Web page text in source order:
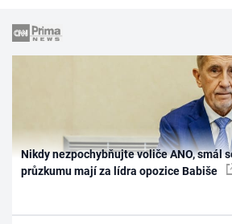
Nikdy nezpochybňujte voliče ANO, smál
průzkumu mají za lídra opozice Babiše